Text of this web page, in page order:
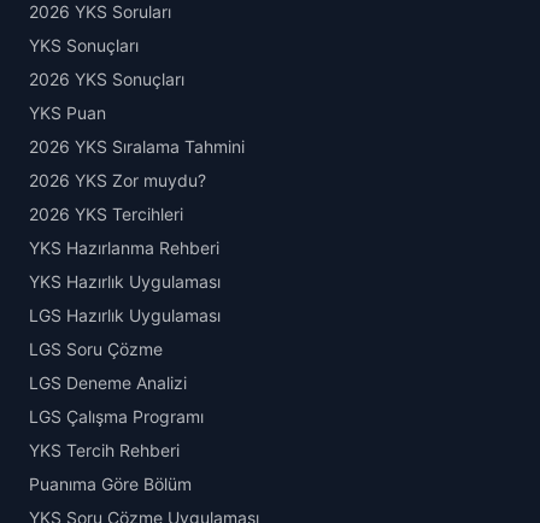
2026 YKS Soruları
YKS Sonuçları
2026 YKS Sonuçları
YKS Puan
2026 YKS Sıralama Tahmini
2026 YKS Zor muydu?
2026 YKS Tercihleri
YKS Hazırlanma Rehberi
YKS Hazırlık Uygulaması
LGS Hazırlık Uygulaması
LGS Soru Çözme
LGS Deneme Analizi
LGS Çalışma Programı
YKS Tercih Rehberi
Puanıma Göre Bölüm
YKS Soru Çözme Uygulaması